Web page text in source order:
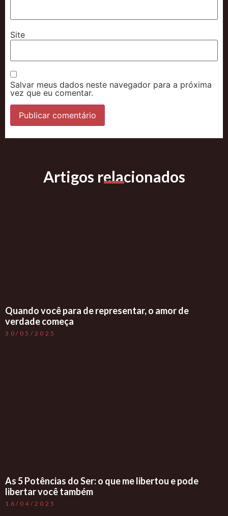
Site
Salvar meus dados neste navegador para a próxima
vez que eu comentar.
Artigos relacionados
Quando você para de representar, o amor de
verdade começa
30/05/2025
As 5 Potências do Ser: o que me libertou e pode
libertar você também
16/04/2025